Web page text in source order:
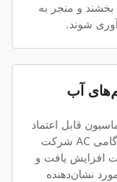
بخشند و منجر به
شوند.
آب
قابل اعتماد
بسیار حیاتی بود. با اجرای درایورهای موتور گامی AC شرکت
افزایش یافت و
این مورد نشان‌دهنده